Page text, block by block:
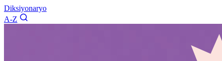
Diksiyonaryo
A-Z